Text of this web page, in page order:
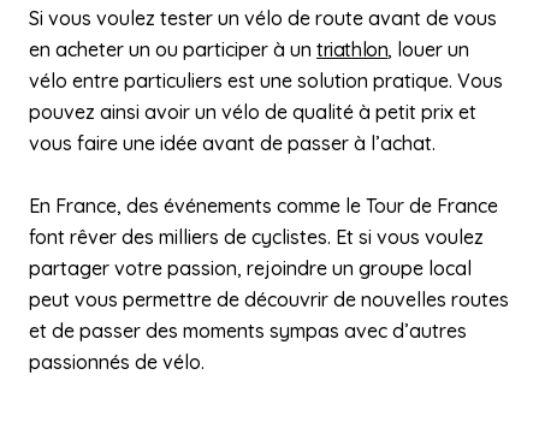
Si vous voulez tester un vélo de route avant de vous
en acheter un ou participer à un triathlon, louer un
vélo entre particuliers est une solution pratique. Vous
pouvez ainsi avoir un vélo de qualité à petit prix et
vous faire une idée avant de passer à l’achat.
En France, des événements comme le Tour de France
font rêver des milliers de cyclistes. Et si vous voulez
partager votre passion, rejoindre un groupe local
peut vous permettre de découvrir de nouvelles routes
et de passer des moments sympas avec d’autres
passionnés de vélo.